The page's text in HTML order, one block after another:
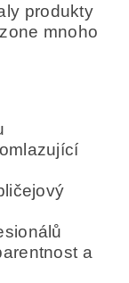
produkty
mnoho
a